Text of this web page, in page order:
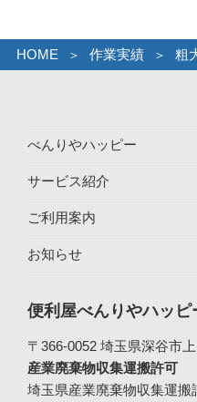
HOME 作業実績 粗
べんりやハッピー
サービス紹介
ご利用案内
お知らせ
便利屋べんりやハッピ
〒366-0052 埼玉県深谷市
産業廃棄物収集運搬許可
埼玉県産業廃棄物収集運搬